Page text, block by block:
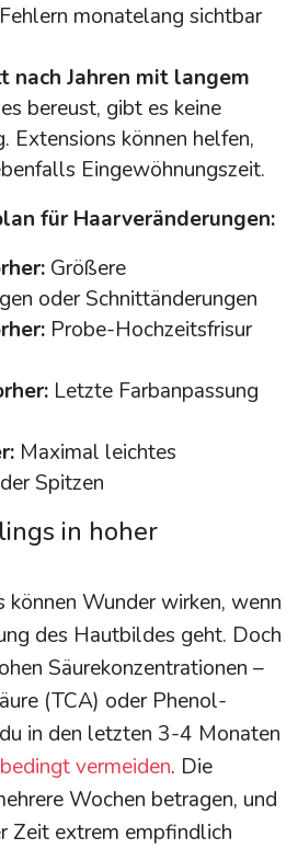
monatelang sichtbar
nach Jahren mit langem
bereust, gibt es keine
Extensions können helfen,
Eingewöhnungszeit.
für Haarveränderungen:
Größere
oder Schnittänderungen
Probe-Hochzeitsfrisur
Letzte Farbanpassung
Maximal leichtes
Spitzen
in hoher
können Wunder wirken, wenn
des Hautbildes geht. Doch
Säurekonzentrationen –
(TCA) oder Phenol-
in den letzten 3-4 Monaten
vermeiden. Die
Wochen betragen, und
Zeit extrem empfindlich